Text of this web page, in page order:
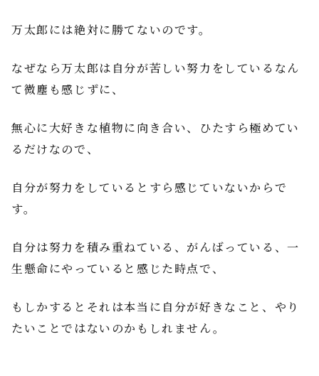
万太郎には絶対に勝てないのです。
なぜなら万太郎は自分が苦しい努力をしているなん
て微塵も感じずに、
無心に大好きな植物に向き合い、ひたすら極めてい
るだけなので、
自分が努力をしているとすら感じていないからで
す。
自分は努力を積み重ねている、がんばっている、一
生懸命にやっていると感じた時点で、
もしかするとそれは本当に自分が好きなこと、やり
たいことではないのかもしれません。